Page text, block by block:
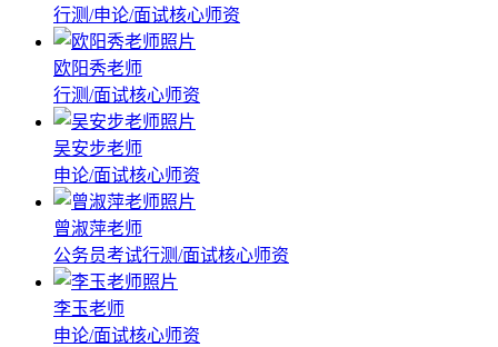
行测/申论/面试核心师资
欧阳秀老师
行测/面试核心师资
吴安步老师
申论/面试核心师资
曾淑萍老师
公务员考试行测/面试核心师资
李玉老师
申论/面试核心师资